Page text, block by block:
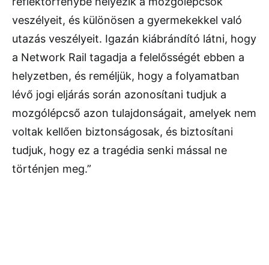
veszélyeit, és különösen a gyermekekkel való
utazás veszélyeit. Igazán kiábrándító látni, hogy
a Network Rail tagadja a felelősségét ebben a
helyzetben, és reméljük, hogy a folyamatban
lévő jogi eljárás során azonosítani tudjuk a
mozgólépcső azon tulajdonságait, amelyek nem
voltak kellően biztonságosak, és biztosítani
tudjuk, hogy ez a tragédia senki mással ne
történjen meg.”